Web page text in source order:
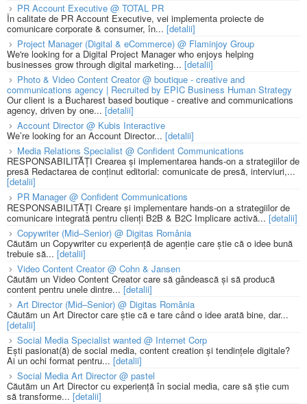
PR Account Executive @ TOTAL PR
În calitate de PR Account Executive, vei implementa proiecte de
comunicare corporate & consumer, în... [detalii]
Project Manager (Digital & eCommerce) @ Flaminjoy Group
We're looking for a Digital Project Manager who enjoys helping
businesses grow through digital marketing... [detalii]
Photo & Video Content Creator @ boutique - creative and
communications agency | Recruited by EPIC Business Human Strategy
Our client is a Bucharest based boutique - creative and communications
agency, driven by one... [detalii]
Account Director @ Kubis Interactive
We’re looking for an Account Director... [detalii]
Media Relations Specialist @ Confident Communications
RESPONSABILITĂȚI Crearea și implementarea hands-on a strategiilor de
presă Redactarea de conținut editorial: comunicate de presă, interviuri,...
[detalii]
PR Manager @ Confident Communications
RESPONSABILITĂȚI Creare și implementare hands-on a strategiilor de
comunicare integrată pentru clienți B2B & B2C Implicare activă... [detalii]
Copywriter (Mid–Senior) @ Digitas România
Căutăm un Copywriter cu experiență de agenție care știe că o idee bună
trebuie să... [detalii]
Video Content Creator @ Cohn & Jansen
Căutăm un Video Content Creator care să gândească și să producă
content pentru unele dintre... [detalii]
Art Director (Mid–Senior) @ Digitas România
Căutăm un Art Director care știe că e tare când o idee arată bine, dar...
[detalii]
Social Media Specialist wanted @ Internet Corp
Ești pasionat(ă) de social media, content creation și tendințele digitale?
Ai un ochi format pentru... [detalii]
Social Media Art Director @ pastel
Căutăm un Art Director cu experiență în social media, care să știe cum
să transforme... [detalii]